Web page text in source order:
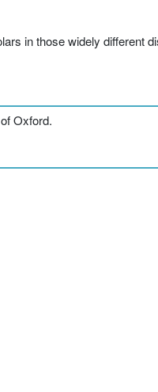
in those widely different
Oxford.